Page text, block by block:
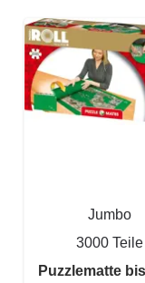
Jumbo
3000 Teile
Puzzlematte